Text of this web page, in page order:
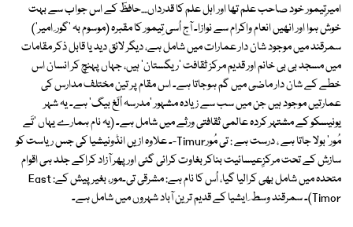
امیرتِیمور خود صاحب علم تھا اور اہل علم کا قدرداں....حافظؔ کے اس جواب سے بہت
خوش ہوا اور انھیں انعام واکرام سے نوازا۔ آج اُسی تِیمور کا مقبرہ (موسوم بہ 'گور ِ امیر')
سمرقند میں موجود شان دار عمارات میں شامل ہے، دیگر لائق دید یا قابل ذکر مقامات
میں مسجد بی بی خانم اور قدیم مرکز ثقافت 'ریگستان' ہیں، جہاں پہنچ کر انسان اس
خطے کے شان دار ماضی میں گم ہوجاتا ہے۔ اس مقام پر تین مختلف مدارس کی
عمارتیں موجود ہیں جن میں سب سے زیادہ مشہور 'مدرسہ اُلَغ بیگ' ہے۔ یہ شہر
یونیسکو کے مشتہر کردہ عالمی ثقافتی ورثے میں شامل ہے۔ (یہ نام ہمارے یہاں 'تَے
مُور' بولا جاتا ہے ، درست ہے : تی مُورTimur-۔ علاوہ ازیں انڈونیشیا کی جس ریاست کو
سازش کے تحت مرکزِعیسائیت بناکر بغاوت کرائی گئی اور پھر آزاد کراکے جلد ہی اقوام
متحدہ میں شامل بھی کرالیا گیا، اُس کا نام ہے: مشرقی تی۔مور، بغیر پیش کے: East
Timor)۔ سمرقند وسط ِ ایشیا کے قدیم ترین آباد شہروں میں شامل ہے۔